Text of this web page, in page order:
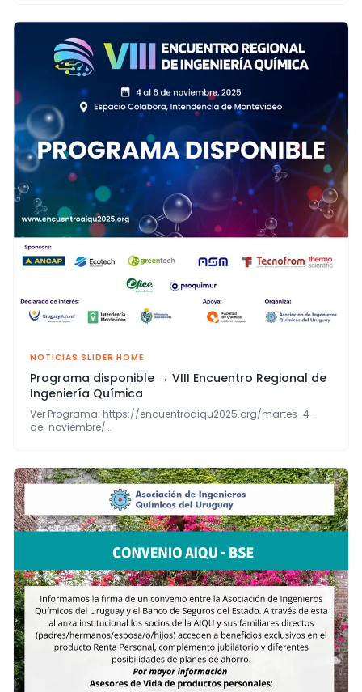
NOTICIAS SLIDER HOME
Programa disponible → VIII Encuentro Regional de
Ingeniería Química
Ver Programa: https://encuentroaiqu2025.org/martes-4-
de-noviembre/
web: https://encuentroaiqu2025.org/